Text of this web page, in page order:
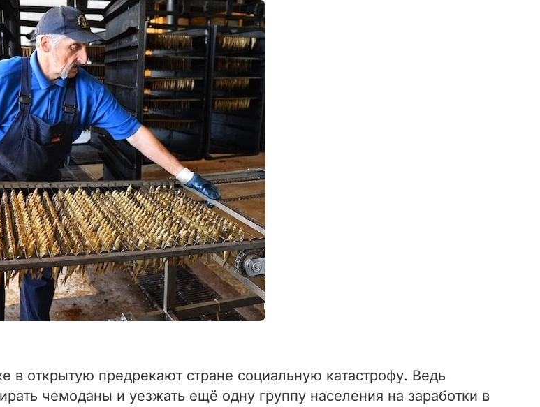
открытую предрекают стране социальную катастрофу. Ведь
чемоданы и уезжать ещё одну группу населения на заработки в